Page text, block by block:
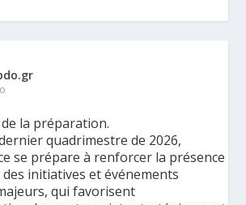
la préparation.
quadrimestre de 2026,
se prépare à renforcer la présence
des initiatives et événements
qui favorisent